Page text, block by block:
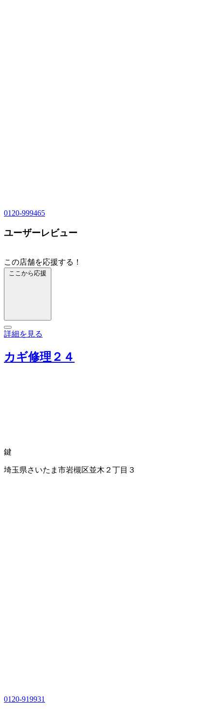
0120-999465
ユーザーレビュー
この店舗を応援する！
ここから応援
詳細を見る
カギ修理２４
鍵
埼玉県さいたま市岩槻区並木２丁目３
0120-919931